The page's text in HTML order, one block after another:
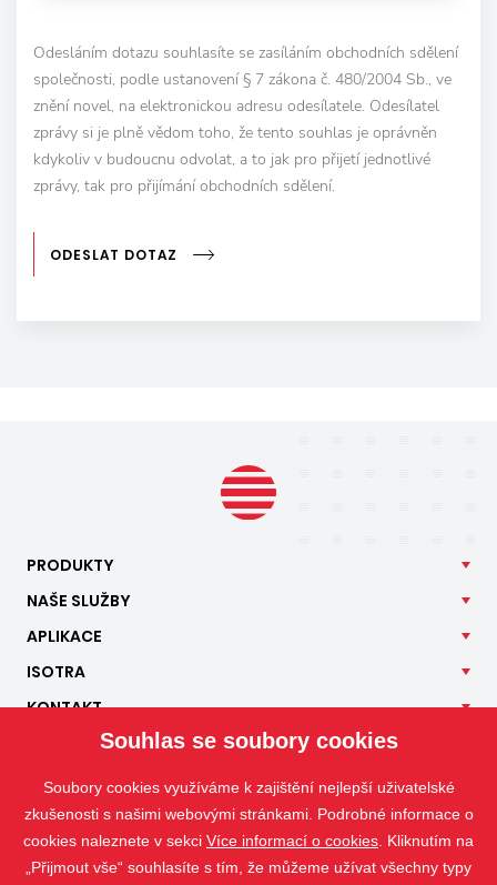
Odesláním dotazu souhlasíte se zasíláním obchodních sdělení
společnosti, podle ustanovení § 7 zákona č. 480/2004 Sb., ve
znění novel, na elektronickou adresu odesílatele. Odesílatel
zprávy si je plně vědom toho, že tento souhlas je oprávněn
kdykoliv v budoucnu odvolat, a to jak pro přijetí jednotlivé
zprávy, tak pro přijímání obchodních sdělení.
ODESLAT DOTAZ
PRODUKTY
NAŠE SLUŽBY
APLIKACE
ISOTRA
KONTAKT
Souhlas se soubory cookies
Soubory cookies využíváme k zajištění nejlepší uživatelské
zkušenosti s našimi webovými stránkami. Podrobné informace o
cookies naleznete v sekci Více informací o cookies . Kliknutím na
„Přijmout vše“ souhlasíte s tím, že můžeme užívat všechny typy